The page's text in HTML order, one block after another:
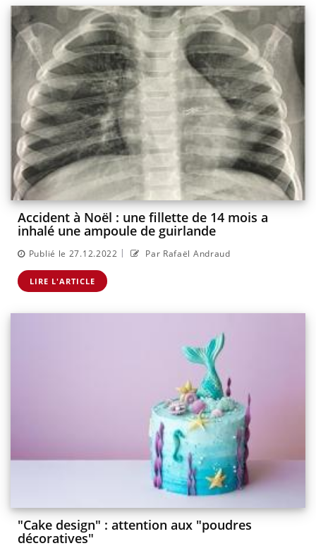
Accident à Noël : une fillette de 14 mois a
inhalé une ampoule de guirlande
Publié le 27.12.2022 | Par Rafaël Andraud
LIRE L'ARTICLE
"Cake design" : attention aux "poudres
décoratives"